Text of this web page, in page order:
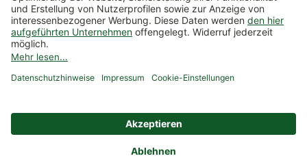
*Alle Preise inkl. gesetzlicher Mehrwertsteuer zzgl.Versand
Mindestbestellwert 14,90 €, ausgenommen sind Gutscheine und
Events.
Widerrufsrecht Datenschutz
Nutzungsbedingungen Chatbot